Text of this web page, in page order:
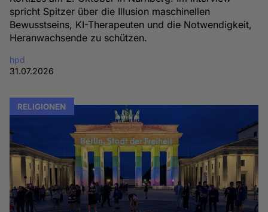
spricht Spitzer über die Illusion maschinellen
Bewusstseins, KI-Therapeuten und die Notwendigkeit,
Heranwachsende zu schützen.
hpd
31.07.2026
RELIGIONEN